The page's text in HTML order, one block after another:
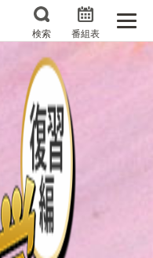
検索 番組表
ンタメMBS
う一度楽しむプレバト
んお届けモノです！
になるトコロ
の蛙、大海を知る。